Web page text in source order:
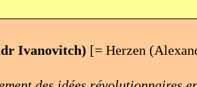
Ivanovitch) [= Herzen